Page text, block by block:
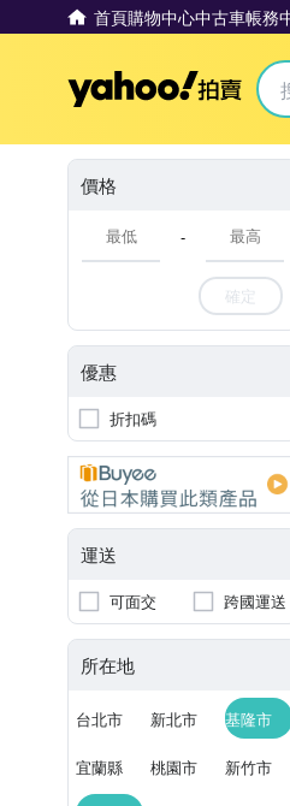
首頁購物中心中古車帳務
價格
-
確定
優惠
折扣碼
運送
可面交 跨國運送
所在地
台北市 新北市 基隆市
宜蘭縣 桃園市 新竹市